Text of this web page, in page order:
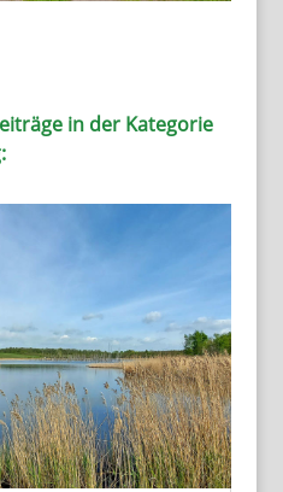
in der Kategorie